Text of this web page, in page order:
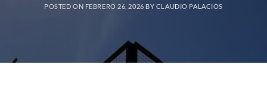
POSTED ON FEBRERO 26, 2026 BY CLAUDIO PALACIOS